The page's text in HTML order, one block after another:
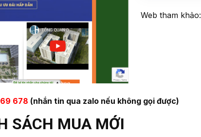
Web tham khảo:
678 (nhắn tin qua zalo nếu không gọi được)
SÁCH MUA MỚI